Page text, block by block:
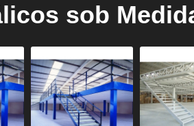
Escada
Escada
Escada em Chapa
Estrutura
sob